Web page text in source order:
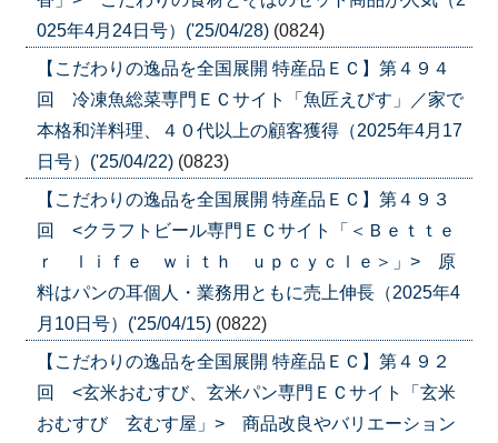
025年4月24日号）('25/04/28) (0824)
【こだわりの逸品を全国展開 特産品ＥＣ】第４９４
回 冷凍魚総菜専門ＥＣサイト「魚匠えびす」／家で
本格和洋料理、４０代以上の顧客獲得（2025年4月17
日号）('25/04/22) (0823)
【こだわりの逸品を全国展開 特産品ＥＣ】第４９３
回 <クラフトビール専門ＥＣサイト「＜Ｂｅｔｔｅ
ｒ ｌｉｆｅ ｗｉｔｈ ｕｐｃｙｃｌｅ＞」> 原
料はパンの耳個人・業務用ともに売上伸長（2025年4
月10日号）('25/04/15) (0822)
【こだわりの逸品を全国展開 特産品ＥＣ】第４９２
回 <玄米おむすび、玄米パン専門ＥＣサイト「玄米
おむすび 玄むす屋」> 商品改良やバリエーション